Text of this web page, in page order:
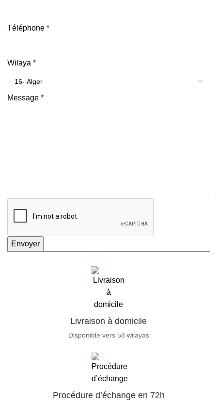
Téléphone *
Wilaya *
Message *
Envoyer
Livraison à domicile
Disponible vers 58 wilayas
Procédure d’échange en 72h